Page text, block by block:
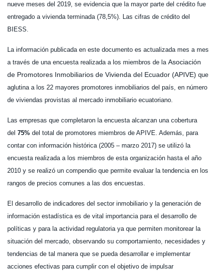
nueve meses del 2019, se evidencia que la mayor parte del crédito fue
entregado a vivienda terminada (78,5%). Las cifras de crédito del
BIESS.
La información publicada en este documento es actualizada mes a mes
a través de una encuesta realizada a los miembros de la Asociación
de Promotores Inmobiliarios de Vivienda del Ecuador (APIVE) que
aglutina a los 22 mayores promotores inmobiliarios del país, en número
de viviendas provistas al mercado inmobiliario ecuatoriano.
Las empresas que completaron la encuesta alcanzan una cobertura
del 75% del total de promotores miembros de APIVE. Además, para
contar con información histórica (2005 – marzo 2017) se utilizó la
encuesta realizada a los miembros de esta organización hasta el año
2010 y se realizó un compendio que permite evaluar la tendencia en los
rangos de precios comunes a las dos encuestas.
El desarrollo de indicadores del sector inmobiliario y la generación de
información estadística es de vital importancia para el desarrollo de
políticas y para la actividad regulatoria ya que permiten monitorear la
situación del mercado, observando su comportamiento, necesidades y
tendencias de tal manera que se pueda desarrollar e implementar
acciones efectivas para cumplir con el objetivo de impulsar